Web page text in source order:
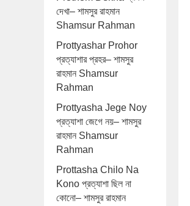
দেখা– শামসুর রাহমান
Shamsur Rahman
Prottyashar Prohor
প্রত্যাশার প্রহর– শামসুর
রাহমান Shamsur
Rahman
Prottyasha Jege Noy
প্রত্যাশা জেগে নয়– শামসুর
রাহমান Shamsur
Rahman
Prottasha Chilo Na
Kono প্রত্যাশা ছিল না
কোনো– শামসুর রাহমান